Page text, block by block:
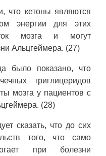
что кетоны являются
энергии для этих
мозга и могут
Альцгеймера. (27)
было показано, что
триглицеридов
мозга у пациентов с
(28)
сказать, что до сих
того, что само
при болезни